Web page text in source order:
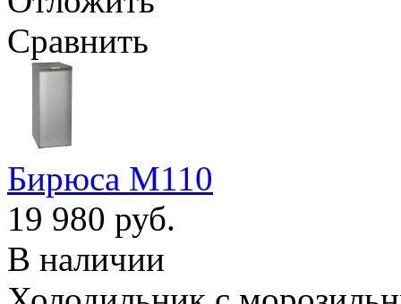
Сравнить
Бирюса M110
19 980 руб.
В наличии